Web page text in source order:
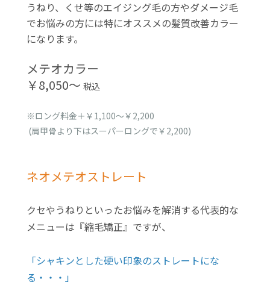
うねり、くせ等のエイジング毛の方やダメージ毛
でお悩みの方には特にオススメの髪質改善カラー
になります。
メテオカラー
￥8,050〜 税込
※ロング料金＋￥1,100～￥2,200
(肩甲骨より下はスーパーロングで￥2,200)
ネオメテオストレート
クセやうねりといったお悩みを解消する代表的な
メニューは『縮毛矯正』ですが、
「シャキンとした硬い印象のストレートにな
る・・・」